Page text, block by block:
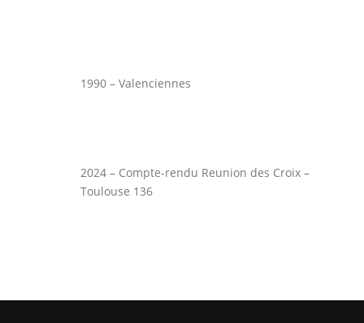
1990 – Valenciennes
2024 – Compte-rendu Reunion des Croix –
Toulouse 136